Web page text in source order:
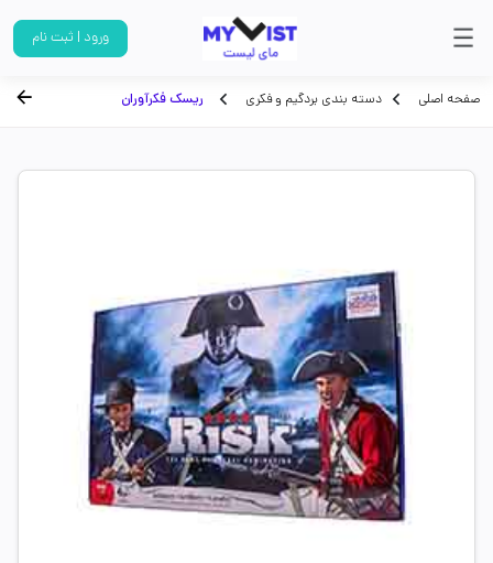
ورود | ثبت نام
صفحه اصلی دسته بندی بردگیم و فکری ریسک فکرآوران